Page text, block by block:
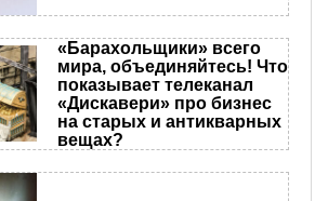
«Барахольщики» всего
мира, объединяйтесь! Что
показывает телеканал
«Дискавери» про бизнес
на старых и антикварных
вещах?